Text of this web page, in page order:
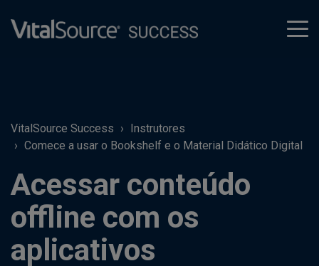
VitalSource Success
Instrutores
Comece a usar o Bookshelf e o Material Didático Digital
Acessar conteúdo
offline com os
aplicativos